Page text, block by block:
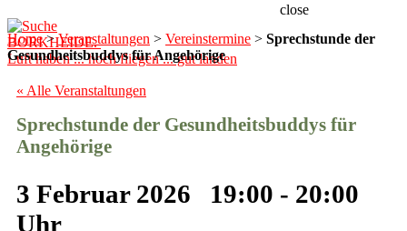
close
BORKHEIDE.
Luft haben ... hoch fliegen ... gut landen
Home>Veranstaltungen > Vereinstermine > Sprechstunde der
Gesundheitsbuddys für Angehörige
« Alle Veranstaltungen
Sprechstunde der Gesundheitsbuddys für
Angehörige
3 Februar 2026 19:00 - 20:00